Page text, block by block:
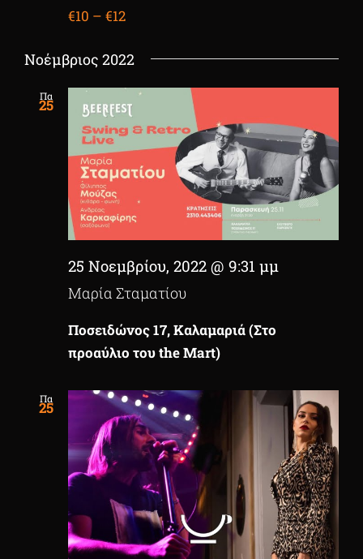
€10 – €12
Νοέμβριος 2022
Πα
25
25 Νοεμβρίου, 2022 @ 9:31 μμ
Μαρία Σταματίου
Ποσειδώνος 17, Καλαμαριά (Στο
προαύλιο του the Mart)
Πα
25